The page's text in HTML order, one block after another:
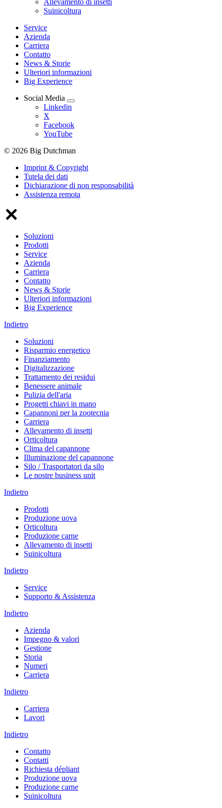
Allevamento di insetti
Suinicoltura
Service
Azienda
Carriera
Contatto
News & Storie
Ulteriori informazioni
Big Experience
Social Media
Linkedin
X
Facebook
YouTube
© 2026 Big Dutchman
Imprint & Copyright
Tutela dei dati
Dichiarazione di non responsabilità
Assistenza remota
Soluzioni
Prodotti
Service
Azienda
Carriera
Contatto
News & Storie
Ulteriori informazioni
Big Experience
Indietro
Soluzioni
Risparmio energetico
Finanziamento
Digitalizzazione
Trattamento dei residui
Benessere animale
Pulizia dell'aria
Progetti chiavi in mano
Capannoni per la zootecnia
Carriera
Allevamento di insetti
Orticoltura
Clima del capannone
Illuminazione del capannone
Silo / Trasportatori da silo
Le nostre business unit
Indietro
Prodotti
Produzione uova
Orticoltura
Produzione carne
Allevamento di insetti
Suinicoltura
Indietro
Service
Supporto & Assistenza
Indietro
Azienda
Impegno & valori
Gestione
Storia
Numeri
Carriera
Indietro
Carriera
Lavori
Indietro
Contatto
Contatti
Richiesta dépliant
Produzione uova
Produzione carne
Suinicoltura